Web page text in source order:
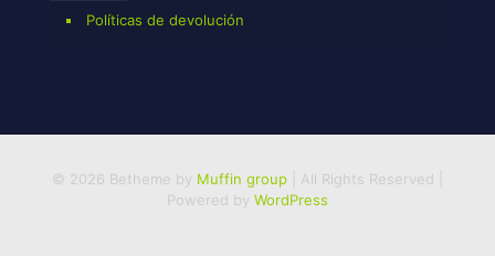
Políticas de devolución
© 2026 Betheme by Muffin group | All Rights Reserved |
Powered by WordPress